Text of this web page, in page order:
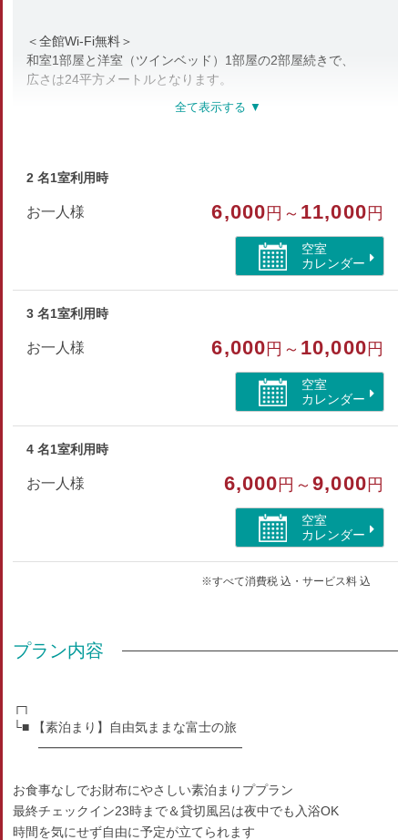
＜全館Wi-Fi無料＞
和室1部屋と洋室（ツインベッド）1部屋の2部屋続きで、
広さは24平方メートルとなります。
最高級の寝心地を誇るアメリカ/シーリー社のベッドや
また冬期には和室にコタツを設置しております。
※室内は禁煙です。（3Fテラスに喫煙所がございます）
バス/トイレ/禁煙/インターネットができる部屋
2 名1室利用時
お一人様 6,000 円～ 11,000 円
空室
カレンダー
3 名1室利用時
お一人様 6,000 円～ 10,000 円
空室
カレンダー
4 名1室利用時
お一人様 6,000 円～9,000 円
空室
カレンダー
※すべて消費税 込・サービス料 込
プラン内容
┌┐
└■ 【素泊まり】自由気ままな富士の旅
━━━━━━━━━━━━━━━━
お食事なしでお財布にやさしい素泊まりププラン
最終チェックイン23時まで＆貸切風呂は夜中でも入浴OK
時間を気にせず自由に予定が立てられます